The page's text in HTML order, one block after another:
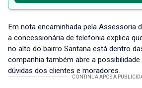
Em nota encaminhada pela Assessoria
a concessionária de telefonia explica
no alto do bairro Santana está dentro
companhia também abre a
dúvidas dos clientes e moradores.